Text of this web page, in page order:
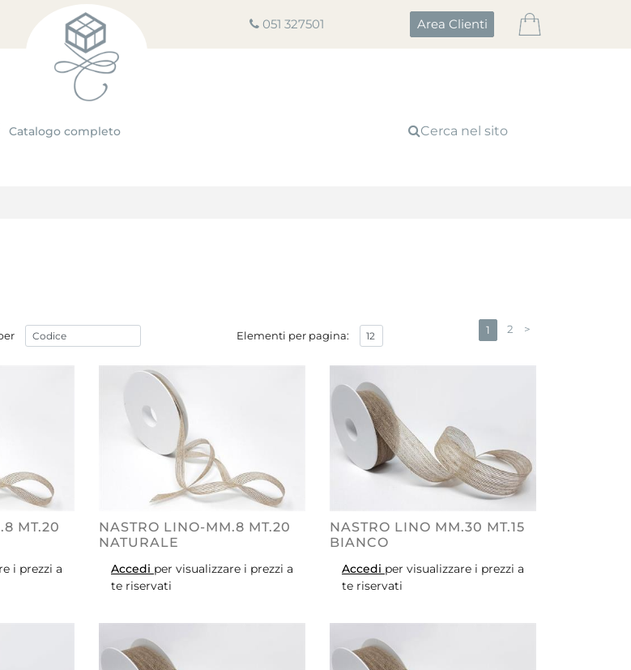
051 327501 Area Clienti
Open menu Cerca nel sito
Elementi per pagina: 1 2 >
MT.20
i prezzi a
NASTRO LINO-MM.8 MT.20
NATURALE
Accedi per visualizzare i prezzi a
te riservati
NASTRO LINO MM.30 MT.15
BIANCO
Accedi per visualizzare i prezzi a
te riservati